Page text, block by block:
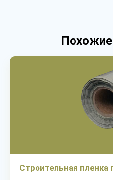
Строительная пленка